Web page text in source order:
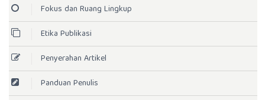
Fokus dan Ruang Lingkup
Etika Publikasi
Penyerahan Artikel
Panduan Penulis